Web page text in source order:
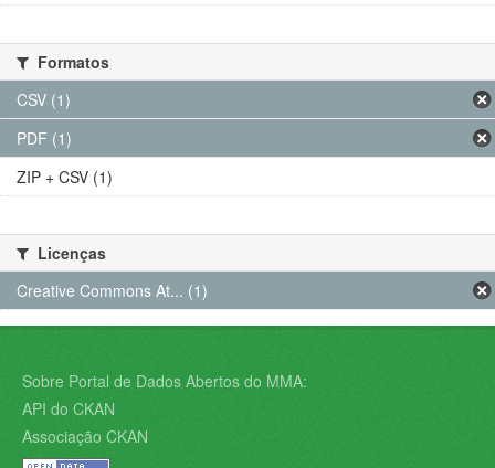
Formatos
CSV (1)
PDF (1)
ZIP + CSV (1)
Licenças
Creative Commons At... (1)
Sobre Portal de Dados Abertos do MMA:
API do CKAN
Associação CKAN